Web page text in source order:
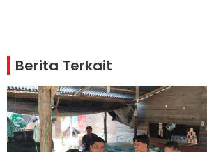
Berita Terkait